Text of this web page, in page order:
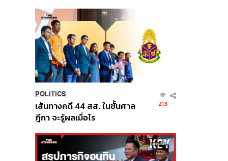
POLITICS
เส้นทางคดี 44 สส. ในชั้นศาล
ฎีกา จะรู้ผลเมื่อไร
213